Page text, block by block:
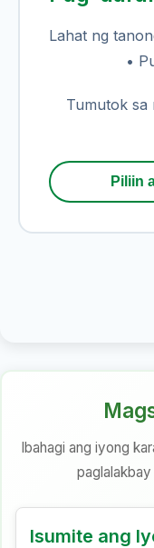
Lahat ng
•
Tumutok sa
Piliin
Bahagi
Ibahagi ang iyong
Isumite ang